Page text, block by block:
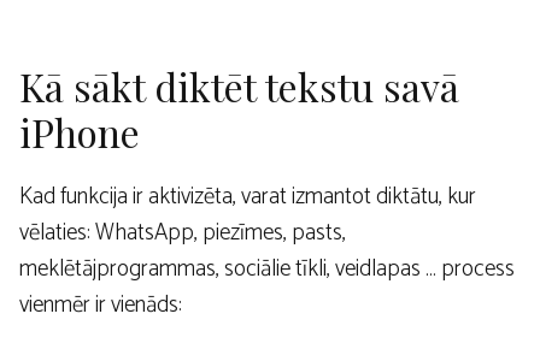
Kā sākt diktēt tekstu savā
iPhone
Kad funkcija ir aktivizēta, varat izmantot diktātu, kur
vēlaties: WhatsApp, piezīmes, pasts,
meklētājprogrammas, sociālie tīkli, veidlapas … process
vienmēr ir vienāds: